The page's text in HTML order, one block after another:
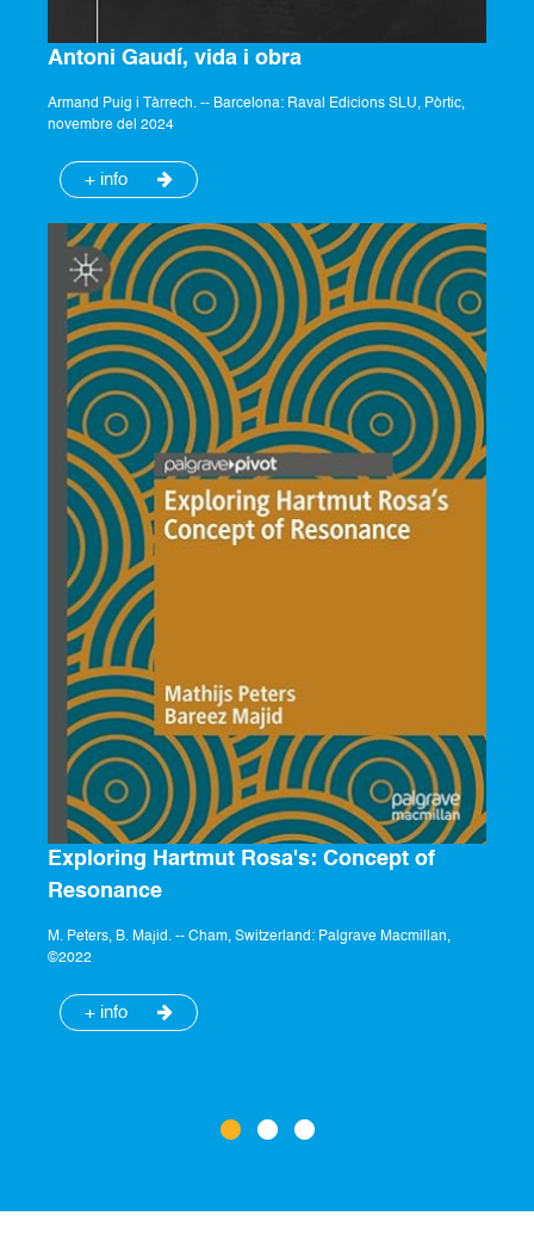
Antoni Gaudí, vida i obra
Armand Puig i Tàrrech. -- Barcelona: Raval Edicions SLU, Pòrtic,
novembre del 2024
+ info
Exploring Hartmut Rosa's: Concept of
Resonance
M. Peters, B. Majid. -- Cham, Switzerland: Palgrave Macmillan,
©2022
+ info